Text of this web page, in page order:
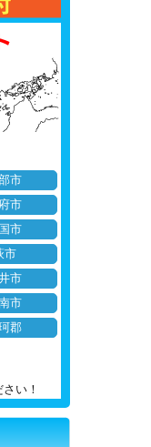
市
市
市
市
市
市
郡
い！